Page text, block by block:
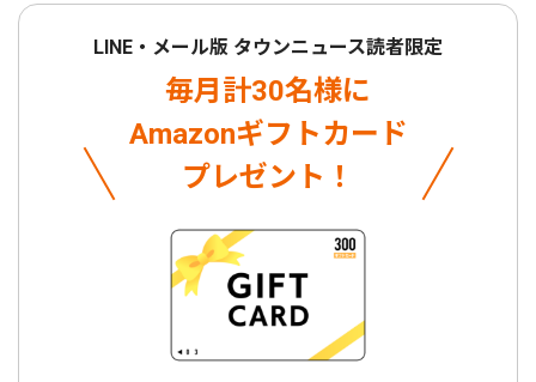
LINE・メール版 タウンニュース読者限定
毎月計30名様に
Amazonギフトカード
プレゼント！